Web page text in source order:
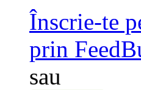
Înscrie-te
prin
sau